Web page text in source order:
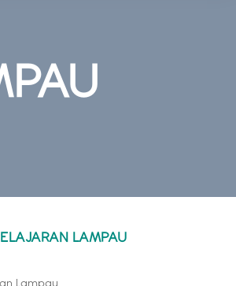
LAMPAU
Lampau